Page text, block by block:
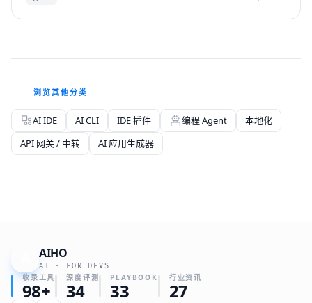
浏览其他分类
AI IDE AI CLI IDE 插件 编程 Agent
本地化
API 网关 / 中转
AI 应用生成器
AIHO
AI · FOR DEVS
收录工具
98+
深度评测
34
PLAYBOOK
33
行业资讯
27